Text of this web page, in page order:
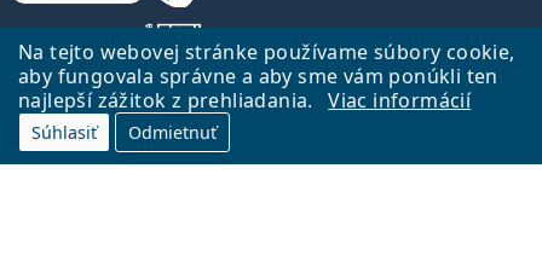
Na tejto webovej stránke používame súbory cookie,
aby fungovala správne a aby sme vám ponúkli ten
najlepší zážitok z prehliadania.
Viac informácií
Súhlasiť Odmietnuť
Späť na Úvodnu stránku
Lentiamo.sk vlastní a prevádzkuje spoločnosť Lentiamo s.r.o., Česká